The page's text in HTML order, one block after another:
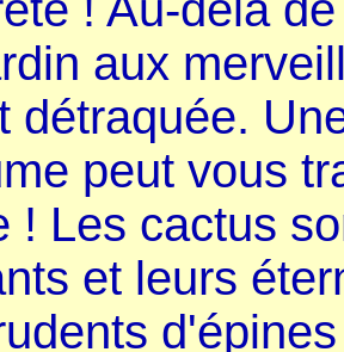
aux
détraquée.
peut vous
! Les cactus
et leurs